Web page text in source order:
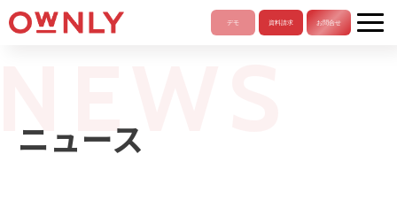
ニュース